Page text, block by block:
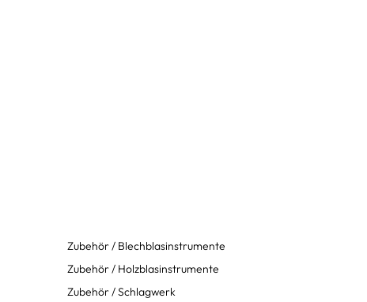
Zubehör / Blechblasinstrumente
Zubehör / Holzblasinstrumente
Zubehör / Schlagwerk